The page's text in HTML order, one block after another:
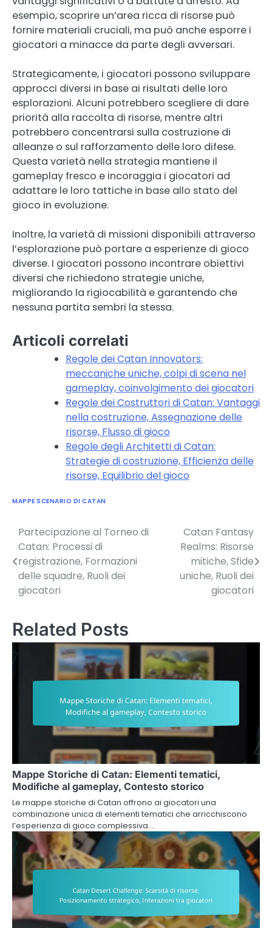
esempio, scoprire un’area ricca di risorse può
fornire materiali cruciali, ma può anche esporre i
giocatori a minacce da parte degli avversari.
Strategicamente, i giocatori possono sviluppare
approcci diversi in base ai risultati delle loro
esplorazioni. Alcuni potrebbero scegliere di dare
priorità alla raccolta di risorse, mentre altri
potrebbero concentrarsi sulla costruzione di
alleanze o sul rafforzamento delle loro difese.
Questa varietà nella strategia mantiene il
gameplay fresco e incoraggia i giocatori ad
adattare le loro tattiche in base allo stato del
gioco in evoluzione.
Inoltre, la varietà di missioni disponibili attraverso
l’esplorazione può portare a esperienze di gioco
diverse. I giocatori possono incontrare obiettivi
diversi che richiedono strategie uniche,
migliorando la rigiocabilità e garantendo che
nessuna partita sembri la stessa.
Articoli correlati
Regole dei Catan Innovators:
meccaniche uniche, colpi di scena nel
gameplay, coinvolgimento dei giocatori
Regole dei Costruttori di Catan: Vantaggi
nella costruzione, Assegnazione delle
risorse, Flusso di gioco
Regole degli Architetti di Catan:
Strategie di costruzione, Efficienza delle
risorse, Equilibrio del gioco
MAPPE SCENARIO DI CATAN
Post
navigation
Partecipazione al Torneo di
Catan: Processi di
registrazione, Formazioni
delle squadre, Ruoli dei
giocatori
Catan Fantasy
Realms: Risorse
mitiche, Sfide
uniche, Ruoli dei
giocatori
Related Posts
Mappe Storiche di Catan: Elementi tematici,
Modifiche al gameplay, Contesto storico
Le mappe storiche di Catan offrono ai giocatori una
combinazione unica di elementi tematici che arricchiscono
l’esperienza di gioco complessiva.…